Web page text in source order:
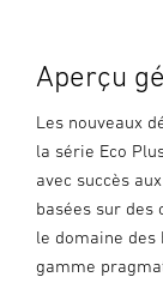
Aperçu
Les nouveaux
la série Eco
avec succès
basées sur des
le domaine des
gamme